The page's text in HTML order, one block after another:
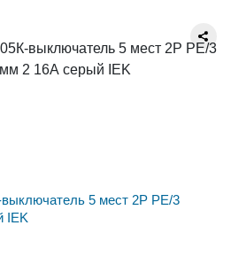
5 мест 2Р PE/3
IEK